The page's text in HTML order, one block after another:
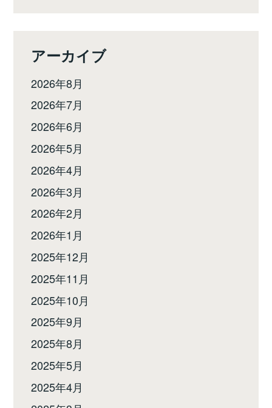
アーカイブ
2026年8月
2026年7月
2026年6月
2026年5月
2026年4月
2026年3月
2026年2月
2026年1月
2025年12月
2025年11月
2025年10月
2025年9月
2025年8月
2025年5月
2025年4月